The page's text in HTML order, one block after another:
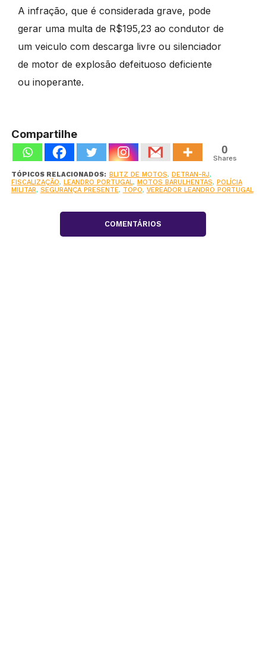
A infração, que é considerada grave, pode
gerar uma multa de R$195,23 ao condutor de
um veiculo com descarga livre ou silenciador
de motor de explosão defeituoso deficiente
ou inoperante.
Compartilhe
0
Shares
TÓPICOS RELACIONADOS: BLITZ DE MOTOS, DETRAN-RJ,
FISCALIZAÇÃO, LEANDRO PORTUGAL , MOTOS BARULHENTAS, POLÍCIA
MILITAR, SEGURANÇA PRESENTE, TOPO, VEREADOR LEANDRO PORTUGAL
COMENTÁRIOS